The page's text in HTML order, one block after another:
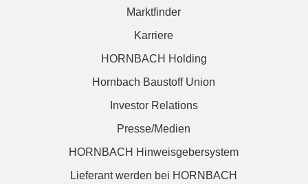
Marktfinder
Karriere
HORNBACH Holding
Hornbach Baustoff Union
Investor Relations
Presse/Medien
HORNBACH Hinweisgebersystem
Lieferant werden bei HORNBACH